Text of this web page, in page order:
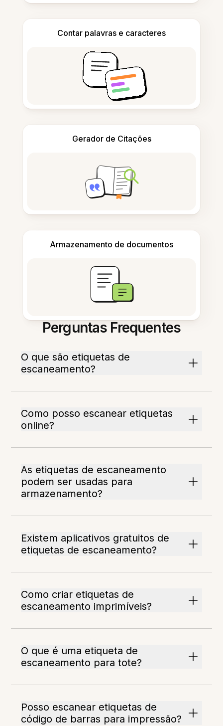
Contar palavras e caracteres
Gerador de Citações
Armazenamento de documentos
Perguntas Frequentes
O que são etiquetas de
escaneamento?
Como posso escanear etiquetas
online?
As etiquetas de escaneamento
podem ser usadas para
armazenamento?
Existem aplicativos gratuitos de
etiquetas de escaneamento?
Como criar etiquetas de
escaneamento imprimíveis?
O que é uma etiqueta de
escaneamento para tote?
Posso escanear etiquetas de
código de barras para impressão?